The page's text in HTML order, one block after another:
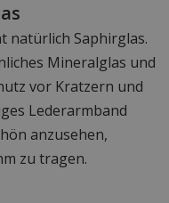
natürlich Saphirglas.
Mineralglas und
vor Kratzern und
Lederarmband
anzusehen,
zu tragen.